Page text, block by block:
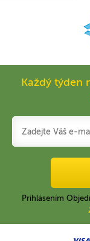
Každý týden
Prihlásením